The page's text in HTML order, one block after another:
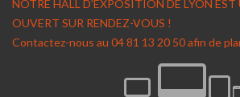
NOTRE HALL D'EXPOSITION DE LYON
OUVERT SUR RENDEZ-VOUS !
Contactez-nous au 04 81 13 20 50 afin de